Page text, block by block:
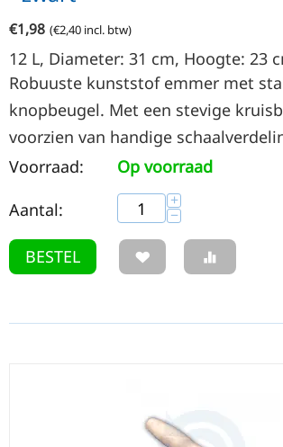
€1,98 (€2,40 incl. btw)
12 L, Diameter: 31 cm, Hoogte: 23
Robuuste kunststof emmer met
knopbeugel. Met een stevige
voorzien van handige
Voorraad:
Op voorraad
Aantal:
+
−
BESTEL